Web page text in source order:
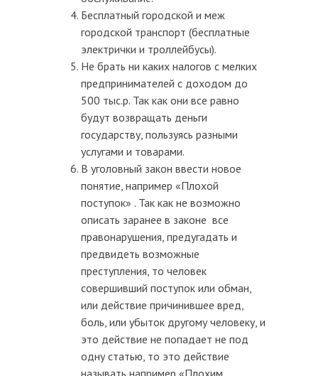
Бесплатный городской и меж
городской транспорт (бесплатные
электрички и троллейбусы).
Не брать ни каких налогов с мелких
предпринимателей с доходом до
500 тыс.р. Так как они все равно
будут возвращать деньги
государству, пользуясь разными
услугами и товарами.
В уголовный закон ввести новое
понятие, например «Плохой
поступок» . Так как не возможно
описать заранее в законе все
правонарушения, предугадать и
предвидеть возможные
преступления, то человек
совершивший поступок или обман,
или действие причинившее вред,
боль, или убыток другому человеку, и
это действие не попадает не под
одну статью, то это действие